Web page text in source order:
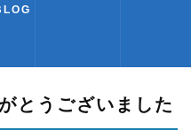
とうございました